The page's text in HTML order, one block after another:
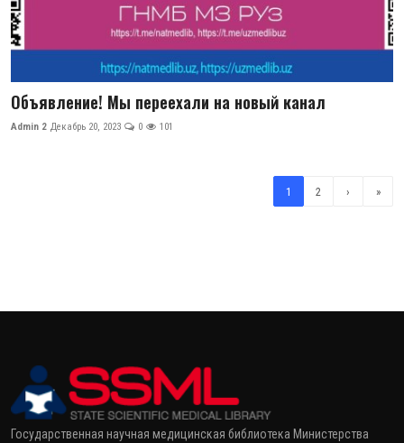
Объявление! Мы переехали на новый канал
Admin 2 Декабрь 20, 2023 0 101
1 2 › »
Государственная научная медицинская библиотека Министерства